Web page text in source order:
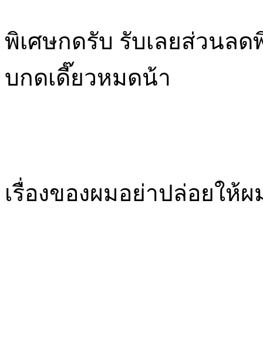
พิเศษกดรับ รับเลยส่วนลด
บกดเดี๊ยวหมดน้า
เรื่องของผมอย่าปล่อยให้